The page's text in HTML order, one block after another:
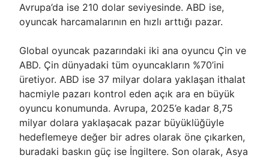
Avrupa’da ise 210 dolar seviyesinde. ABD ise,
oyuncak harcamalarının en hızlı arttığı pazar.
Global oyuncak pazarındaki iki ana oyuncu Çin ve
ABD. Çin dünyadaki tüm oyuncakların %70’ini
üretiyor. ABD ise 37 milyar dolara yaklaşan ithalat
hacmiyle pazarı kontrol eden açık ara en büyük
oyuncu konumunda. Avrupa, 2025’e kadar 8,75
milyar dolara yaklaşacak pazar büyüklüğüyle
hedeflemeye değer bir adres olarak öne çıkarken,
buradaki baskın güç ise İngiltere. Son olarak, Asya